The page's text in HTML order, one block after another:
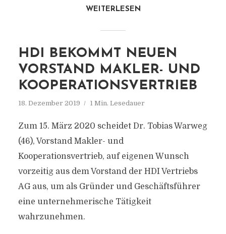
WEITERLESEN
HDI BEKOMMT NEUEN
VORSTAND MAKLER- UND
KOOPERATIONSVERTRIEB
18. Dezember 2019 1 Min. Lesedauer
Zum 15. März 2020 scheidet Dr. Tobias Warweg
(46), Vorstand Makler- und
Kooperationsvertrieb, auf eigenen Wunsch
vorzeitig aus dem Vorstand der HDI Vertriebs
AG aus, um als Gründer und Geschäftsführer
eine unternehmerische Tätigkeit
wahrzunehmen.